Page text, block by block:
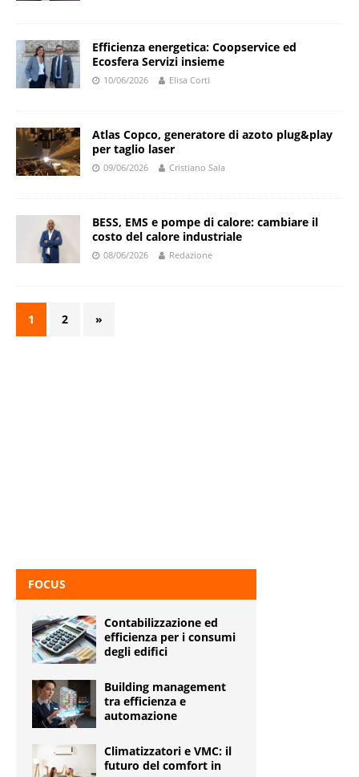
Efficienza energetica: Coopservice ed
Ecosfera Servizi insieme
10/06/2026 Elisa Corti
Atlas Copco, generatore di azoto plug&play
per taglio laser
09/06/2026 Cristiano Sala
BESS, EMS e pompe di calore: cambiare il
costo del calore industriale
08/06/2026 Redazione
1 2 »
FOCUS
Contabilizzazione ed
efficienza per i consumi
degli edifici
Building management
tra efficienza e
automazione
Climatizzatori e VMC: il
futuro del comfort in